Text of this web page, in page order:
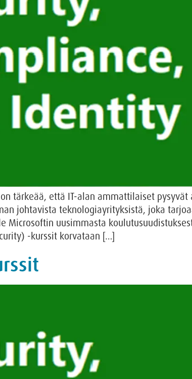
tärkeää, että IT-alan ammattilaiset
johtavista teknologiayrityksistä, joka
uusimmasta
-kurssit korvataan […]